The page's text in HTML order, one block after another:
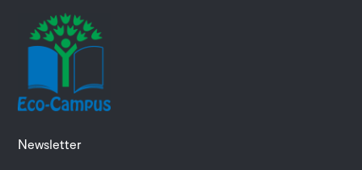
Newsletter